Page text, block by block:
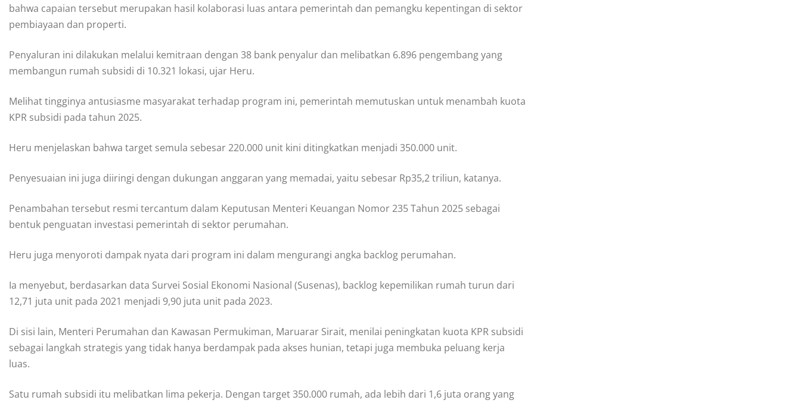
bahwa capaian tersebut merupakan hasil kolaborasi luas antara pemerintah dan pemangku kepentingan di sektor
pembiayaan dan properti.
Penyaluran ini dilakukan melalui kemitraan dengan 38 bank penyalur dan melibatkan 6.896 pengembang yang
membangun rumah subsidi di 10.321 lokasi, ujar Heru.
Melihat tingginya antusiasme masyarakat terhadap program ini, pemerintah memutuskan untuk menambah kuota
KPR subsidi pada tahun 2025.
Heru menjelaskan bahwa target semula sebesar 220.000 unit kini ditingkatkan menjadi 350.000 unit.
Penyesuaian ini juga diiringi dengan dukungan anggaran yang memadai, yaitu sebesar Rp35,2 triliun, katanya.
Penambahan tersebut resmi tercantum dalam Keputusan Menteri Keuangan Nomor 235 Tahun 2025 sebagai
bentuk penguatan investasi pemerintah di sektor perumahan.
Heru juga menyoroti dampak nyata dari program ini dalam mengurangi angka backlog perumahan.
Ia menyebut, berdasarkan data Survei Sosial Ekonomi Nasional (Susenas), backlog kepemilikan rumah turun dari
12,71 juta unit pada 2021 menjadi 9,90 juta unit pada 2023.
Di sisi lain, Menteri Perumahan dan Kawasan Permukiman, Maruarar Sirait, menilai peningkatan kuota KPR subsidi
sebagai langkah strategis yang tidak hanya berdampak pada akses hunian, tetapi juga membuka peluang kerja
luas.
Satu rumah subsidi itu melibatkan lima pekerja. Dengan target 350.000 rumah, ada lebih dari 1,6 juta orang yang